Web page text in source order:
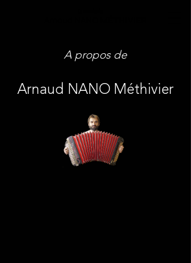
A propos de
Arnaud NANO Méthivier